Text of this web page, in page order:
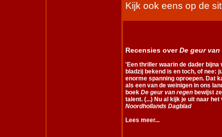
Kijk ook eens op de
Recensies overDe geur van
'Een thriller waarin de dader bijna
bladzij bekend is en toch, of nee:
enorme spanning oproepen. Dat
als een van de weinigen in ons
boek De geur van regen bewijst
talent. (...) Nu al kijk je uit naar het
Noordhollands Dagblad
Lees meer...